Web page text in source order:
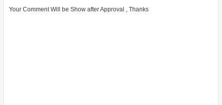
Your Comment Will be Show after Approval , Thanks